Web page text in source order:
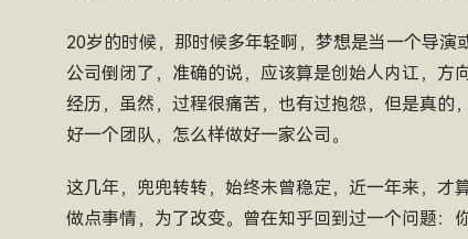
20岁的时候，那时候多年轻啊，梦想是当一个导
公司倒闭了，准确的说，应该算是创始人内讧，方
经历，虽然，过程很痛苦，也有过抱怨，但是真的
好一个团队，怎么样做好一家公司。
这几年，兜兜转转，始终未曾稳定，近一年来，才
做点事情，为了改变。曾在知乎回到过一个问题：